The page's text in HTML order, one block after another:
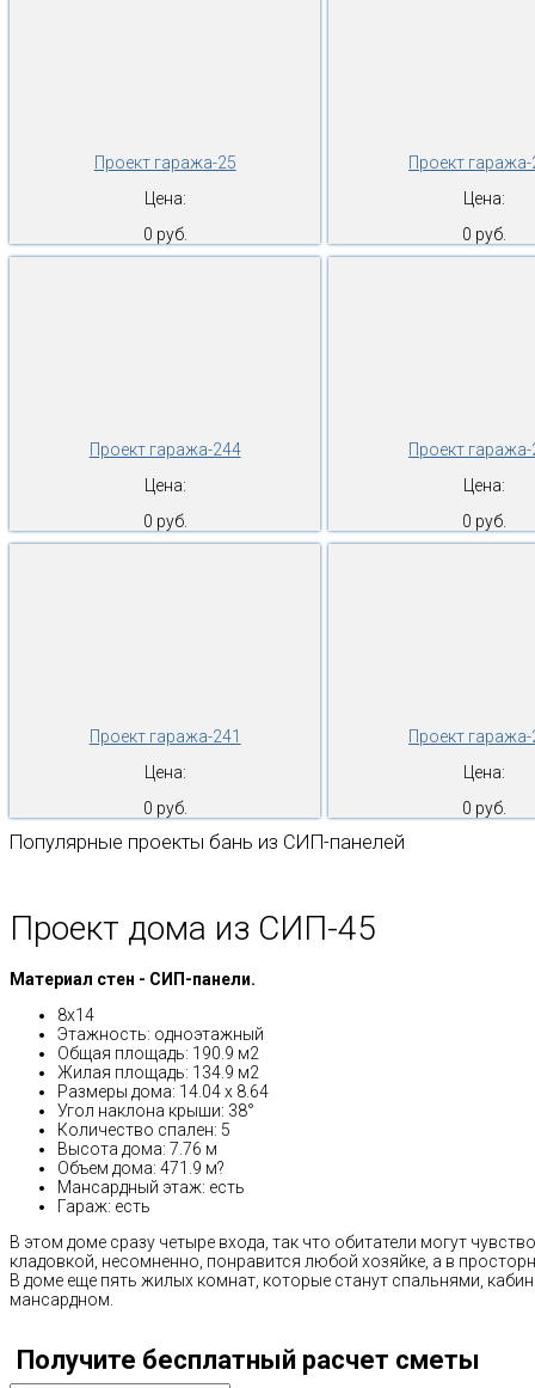
Проект гаража-25
Цена:
0 руб.
Проект
Цена:
0 руб.
Проект гаража-244
Цена:
0 руб.
Проект
Цена:
0 руб.
Проект гаража-241
Цена:
0 руб.
Проект
Цена:
0 руб.
Популярные проекты бань из СИП-панелей
Проект дома из СИП-45
Материал стен - СИП-панели.
8х14
Этажность: одноэтажный
Общая площадь: 190.9 м2
Жилая площадь: 134.9 м2
Размеры дома: 14.04 x 8.64
Угол наклона крыши: 38°
Количество спален: 5
Высота дома: 7.76 м
Объем дома: 471.9 м?
Мансардный этаж: есть
Гараж: есть
В этом доме сразу четыре входа, так что обитатели могут
кладовкой, несомненно, понравится любой хозяйке, а в
В доме еще пять жилых комнат, которые станут спальнями,
мансардном.
Получите бесплатный расчет сметы